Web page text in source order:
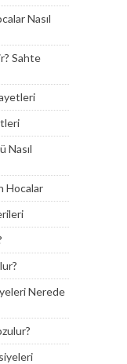
Nasıl
Sahte
Nasıl
Hocalar
Nerede